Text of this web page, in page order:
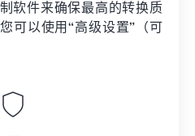
软件来确保最高的转换质
可以使用“高级设置”（可